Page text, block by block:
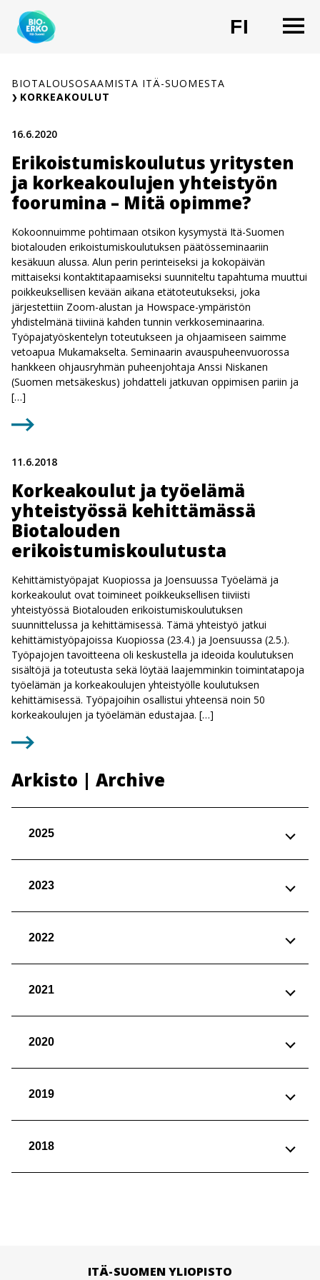
Siirry
sisältöön
FI
BIOTALOUSOSAAMISTA ITÄ-SUOMESTA
KORKEAKOULUT
16.6.2020
Erikoistumiskoulutus yritysten
ja korkeakoulujen yhteistyön
foorumina – Mitä opimme?
Kokoonnuimme pohtimaan otsikon kysymystä Itä-Suomen
biotalouden erikoistumiskoulutuksen päätösseminaariin
kesäkuun alussa. Alun perin perinteiseksi ja kokopäivän
mittaiseksi kontaktitapaamiseksi suunniteltu tapahtuma muuttui
poikkeuksellisen kevään aikana etätoteutukseksi, joka
järjestettiin Zoom-alustan ja Howspace-ympäristön
yhdistelmänä tiiviinä kahden tunnin verkkoseminaarina.
Työpajatyöskentelyn toteutukseen ja ohjaamiseen saimme
vetoapua Mukamakselta. Seminaarin avauspuheenvuorossa
hankkeen ohjausryhmän puheenjohtaja Anssi Niskanen
(Suomen metsäkeskus) johdatteli jatkuvan oppimisen pariin ja
[…]
11.6.2018
Korkeakoulut ja työelämä
yhteistyössä kehittämässä
Biotalouden
erikoistumiskoulutusta
Kehittämistyöpajat Kuopiossa ja Joensuussa Työelämä ja
korkeakoulut ovat toimineet poikkeuksellisen tiiviisti
yhteistyössä Biotalouden erikoistumiskoulutuksen
suunnittelussa ja kehittämisessä. Tämä yhteistyö jatkui
kehittämistyöpajoissa Kuopiossa (23.4.) ja Joensuussa (2.5.).
Työpajojen tavoitteena oli keskustella ja ideoida koulutuksen
sisältöjä ja toteutusta sekä löytää laajemminkin toimintatapoja
työelämän ja korkeakoulujen yhteistyölle koulutuksen
kehittämisessä. Työpajoihin osallistui yhteensä noin 50
korkeakoulujen ja työelämän edustajaa. […]
Arkisto | Archive
2025
2023
2022
2021
2020
2019
2018
ITÄ-SUOMEN YLIOPISTO